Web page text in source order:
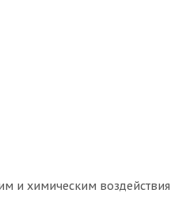
и химическим